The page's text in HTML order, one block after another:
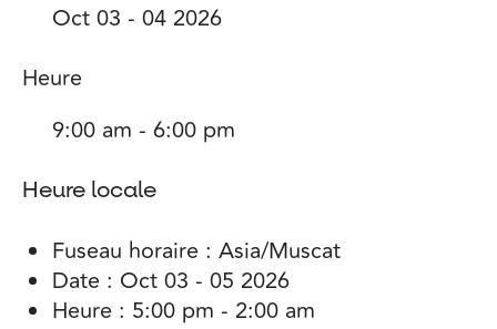
Oct 03 - 04 2026
Heure
9:00 am - 6:00 pm
Heure locale
Fuseau horaire : Asia/Muscat
Date : Oct 03 - 05 2026
Heure : 5:00 pm - 2:00 am